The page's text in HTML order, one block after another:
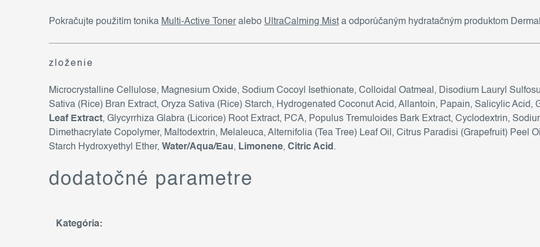
Pokračujte použitím tonika Multi-Active Toner alebo UltraCalming Mist a odporúčaným hydratačným produktom
zloženie
Microcrystalline Cellulose, Magnesium Oxide, Sodium Cocoyl Isethionate, Colloidal Oatmeal, Disodium Lauryl
Sativa (Rice) Bran Extract, Oryza Sativa (Rice) Starch, Hydrogenated Coconut Acid, Allantoin, Papain, Salicylic Acid,
Leaf Extract, Glycyrrhiza Glabra (Licorice) Root Extract, PCA, Populus Tremuloides Bark Extract, Cyclodextrin,
Dimethacrylate Copolymer, Maltodextrin, Melaleuca, Alternifolia (Tea Tree) Leaf Oil, Citrus Paradisi (Grapefruit) Peel
Starch Hydroxyethyl Ether, Water/Aqua/Eau, Limonene, Citric Acid .
dodatočné parametre
Kategória: